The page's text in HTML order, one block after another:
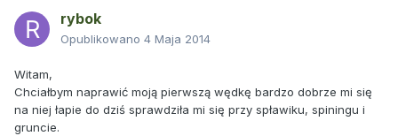
rybok
Opublikowano 4 Maja 2014
Witam,
Chciałbym naprawić moją pierwszą wędkę bardzo dobrze mi się
na niej łapie do dziś sprawdziła mi się przy spławiku, spiningu i
gruncie.